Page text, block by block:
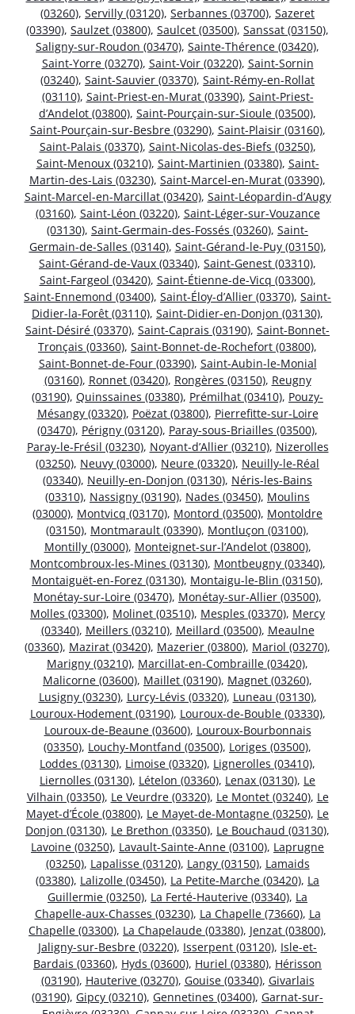
(03260), Servilly (03120), Serbannes (03700), Sazeret
(03390), Saulzet (03800), Saulcet (03500), Sanssat (03150),
Saligny-sur-Roudon (03470), Sainte-Thérence (03420),
Saint-Yorre (03270), Saint-Voir (03220), Saint-Sornin
(03240), Saint-Sauvier (03370), Saint-Rémy-en-Rollat
(03110), Saint-Priest-en-Murat (03390), Saint-Priest-
d’Andelot (03800), Saint-Pourçain-sur-Sioule (03500),
Saint-Pourçain-sur-Besbre (03290), Saint-Plaisir (03160),
Saint-Palais (03370), Saint-Nicolas-des-Biefs (03250),
Saint-Menoux (03210), Saint-Martinien (03380), Saint-
Martin-des-Lais (03230), Saint-Marcel-en-Murat (03390),
Saint-Marcel-en-Marcillat (03420), Saint-Léopardin-d’Augy
(03160), Saint-Léon (03220), Saint-Léger-sur-Vouzance
(03130), Saint-Germain-des-Fossés (03260), Saint-
Germain-de-Salles (03140), Saint-Gérand-le-Puy (03150),
Saint-Gérand-de-Vaux (03340), Saint-Genest (03310),
Saint-Fargeol (03420), Saint-Étienne-de-Vicq (03300),
Saint-Ennemond (03400), Saint-Éloy-d’Allier (03370), Saint-
Didier-la-Forêt (03110), Saint-Didier-en-Donjon (03130),
Saint-Désiré (03370), Saint-Caprais (03190), Saint-Bonnet-
Tronçais (03360), Saint-Bonnet-de-Rochefort (03800),
Saint-Bonnet-de-Four (03390), Saint-Aubin-le-Monial
(03160), Ronnet (03420), Rongères (03150), Reugny
(03190), Quinssaines (03380), Prémilhat (03410), Pouzy-
Mésangy (03320), Poëzat (03800), Pierrefitte-sur-Loire
(03470), Périgny (03120), Paray-sous-Briailles (03500),
Paray-le-Frésil (03230), Noyant-d’Allier (03210), Nizerolles
(03250), Neuvy (03000), Neure (03320), Neuilly-le-Réal
(03340), Neuilly-en-Donjon (03130), Néris-les-Bains
(03310), Nassigny (03190), Nades (03450), Moulins
(03000), Montvicq (03170), Montord (03500), Montoldre
(03150), Montmarault (03390), Montluçon (03100),
Montilly (03000), Monteignet-sur-l’Andelot (03800),
Montcombroux-les-Mines (03130), Montbeugny (03340),
Montaiguët-en-Forez (03130), Montaigu-le-Blin (03150),
Monétay-sur-Loire (03470), Monétay-sur-Allier (03500),
Molles (03300), Molinet (03510), Mesples (03370), Mercy
(03340), Meillers (03210), Meillard (03500), Meaulne
(03360), Mazirat (03420), Mazerier (03800), Mariol (03270),
Marigny (03210), Marcillat-en-Combraille (03420),
Malicorne (03600), Maillet (03190), Magnet (03260),
Lusigny (03230), Lurcy-Lévis (03320), Luneau (03130),
Louroux-Hodement (03190), Louroux-de-Bouble (03330),
Louroux-de-Beaune (03600), Louroux-Bourbonnais
(03350), Louchy-Montfand (03500), Loriges (03500),
Loddes (03130), Limoise (03320), Lignerolles (03410),
Liernolles (03130), Lételon (03360), Lenax (03130), Le
Vilhain (03350), Le Veurdre (03320), Le Montet (03240), Le
Mayet-d’École (03800), Le Mayet-de-Montagne (03250), Le
Donjon (03130), Le Brethon (03350), Le Bouchaud (03130),
Lavoine (03250), Lavault-Sainte-Anne (03100), Laprugne
(03250), Lapalisse (03120), Langy (03150), Lamaids
(03380), Lalizolle (03450), La Petite-Marche (03420), La
Guillermie (03250), La Ferté-Hauterive (03340), La
Chapelle-aux-Chasses (03230), La Chapelle (73660), La
Chapelle (03300), La Chapelaude (03380), Jenzat (03800),
Jaligny-sur-Besbre (03220), Isserpent (03120), Isle-et-
Bardais (03360), Hyds (03600), Huriel (03380), Hérisson
(03190), Hauterive (03270), Gouise (03340), Givarlais
(03190), Gipcy (03210), Gennetines (03400), Garnat-sur-